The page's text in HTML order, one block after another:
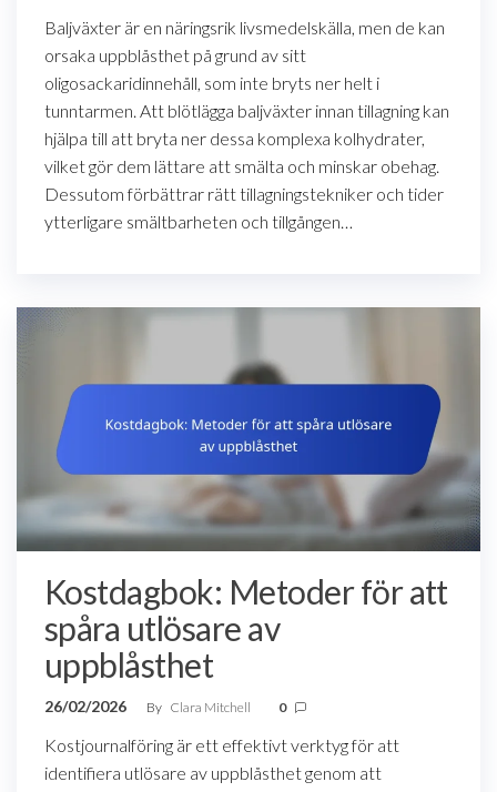
Baljväxter är en näringsrik livsmedelskälla, men de kan
orsaka uppblåsthet på grund av sitt
oligosackaridinnehåll, som inte bryts ner helt i
tunntarmen. Att blötlägga baljväxter innan tillagning kan
hjälpa till att bryta ner dessa komplexa kolhydrater,
vilket gör dem lättare att smälta och minskar obehag.
Dessutom förbättrar rätt tillagningstekniker och tider
ytterligare smältbarheten och tillgången…
Kostdagbok: Metoder för att
spåra utlösare av
uppblåsthet
26/02/2026 By Clara Mitchell 0
Kostjournalföring är ett effektivt verktyg för att
identifiera utlösare av uppblåsthet genom att